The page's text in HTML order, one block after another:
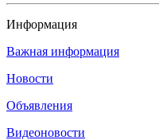
Информация
Важная информация
Новости
Объявления
Видеоновости